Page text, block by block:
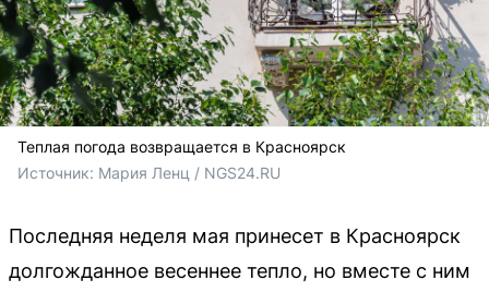
Теплая погода возвращается в Красноярск
Источник: Мария Ленц / NGS24.RU
Последняя неделя мая принесет в Красноярск
долгожданное весеннее тепло, но вместе с ним